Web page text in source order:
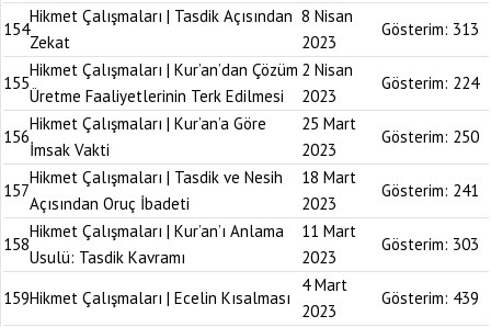
154
Hikmet Çalışmaları | Tasdik Açısından
Zekat
8 Nisan
2023
Gösterim: 313
155
Hikmet Çalışmaları | Kur’an’dan Çözüm
Üretme Faaliyetlerinin Terk Edilmesi
2 Nisan
2023
Gösterim: 224
156
Hikmet Çalışmaları | Kur’an’a Göre
İmsak Vakti
25 Mart
2023
Gösterim: 250
157
Hikmet Çalışmaları | Tasdik ve Nesih
Açısından Oruç İbadeti
18 Mart
2023
Gösterim: 241
158
Hikmet Çalışmaları | Kur’an’ı Anlama
Usulü: Tasdik Kavramı
11 Mart
2023
Gösterim: 303
159Hikmet Çalışmaları | Ecelin Kısalması
4 Mart
2023
Gösterim: 439